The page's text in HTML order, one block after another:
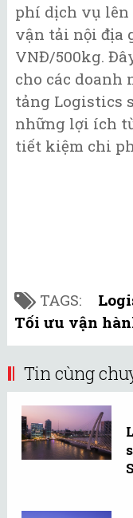
phí dịch vụ lên
vận tải nội địa
VNĐ/500kg.
cho các doanh
tảng Logistics
những lợi ích
tiết kiệm chi
TAGS:
Tối ưu vận
Tin cùng